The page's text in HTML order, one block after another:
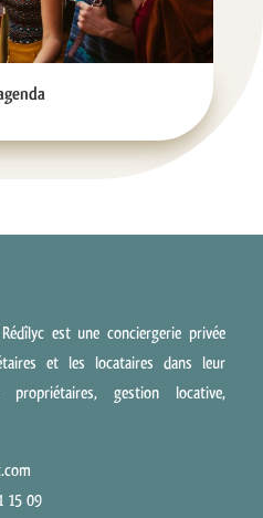
est une conciergerie privée
et les locataires dans leur
gestion locative,
15 09